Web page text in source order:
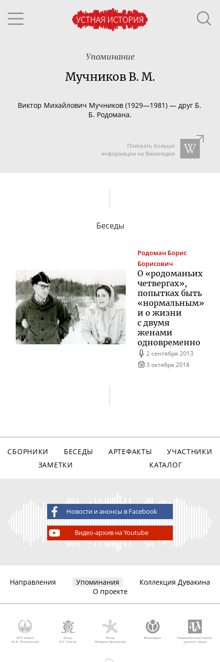
Упоминание
Мучников В. М.
Виктор Михайлович Мучников (1929—1981) — друг Б.
Б. Родомана.
Поискать больше
информации на Википедии
Беседы
Родоман Борис
Борисович
О «родоманьих
четвергах»,
попытках быть
«нормальным»
и о жизни
с двумя
женами
одновременно
2 сентября 2013
3 октября 2018
СБОРНИКИ БЕСЕДЫ АРТЕФАКТЫ
УЧАСТНИКИ
ЗАМЕТКИ
КАТАЛОГ
Новости и анонсы в Facebook
Видео-архив на Youtube
Направления Упоминания
Коллекция Дувакина
О проекте
МГУ имени
М.В. Ломоносова
Фонд
AVC Charity
Фонд
Михаила Прохорова
Викимедиа
Национальный корпус
русского языка